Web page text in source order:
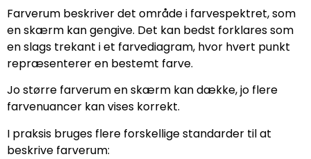
Farverum beskriver det område i farvespektret, som
en skærm kan gengive. Det kan bedst forklares som
en slags trekant i et farvediagram, hvor hvert punkt
repræsenterer en bestemt farve.
Jo større farverum en skærm kan dække, jo flere
farvenuancer kan vises korrekt.
I praksis bruges flere forskellige standarder til at
beskrive farverum: